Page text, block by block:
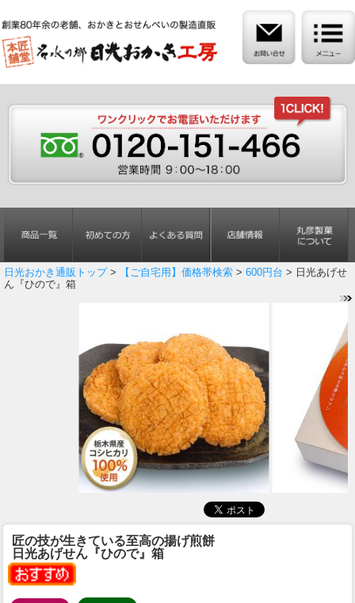
日光おかき通販トップ> 【ご自宅用】価格帯検索 > 600円台 > 日光あげせ
ん『ひので』箱
匠の技が生きている至高の揚げ煎餅
日光あげせん『ひので』箱